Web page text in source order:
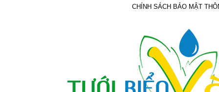
CHÍNH SÁCH BẢO MẬT